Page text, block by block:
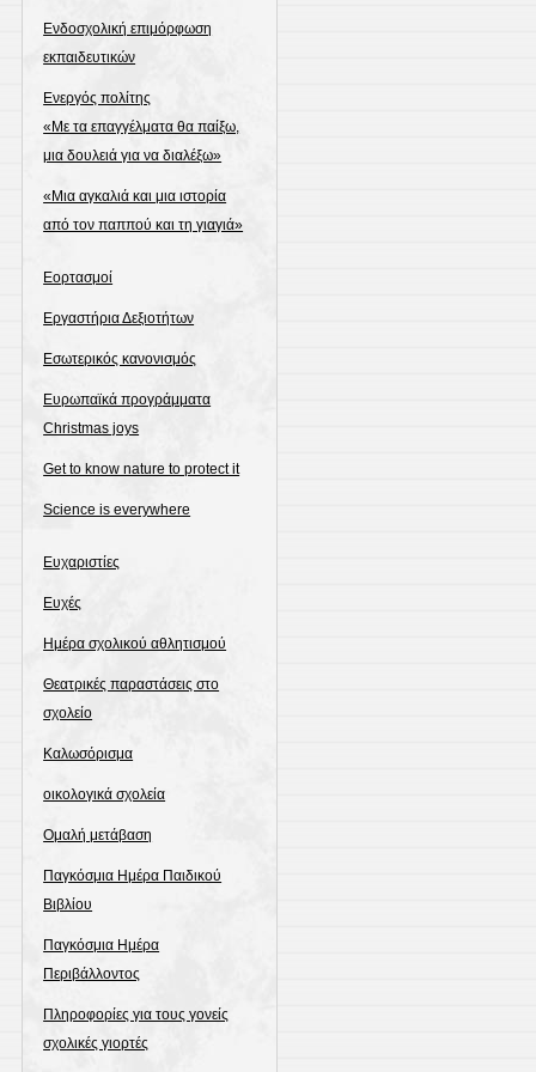
Ενδοσχολική επιμόρφωση
εκπαιδευτικών
Ενεργός πολίτης
«Με τα επαγγέλματα θα παίξω,
μια δουλειά για να διαλέξω»
«Μια αγκαλιά και μια ιστορία
από τον παππού και τη γιαγιά»
Εορτασμοί
Εργαστήρια Δεξιοτήτων
Εσωτερικός κανονισμός
Ευρωπαϊκά προγράμματα
Christmas joys
Get to know nature to protect it
Science is everywhere
Ευχαριστίες
Ευχές
Ημέρα σχολικού αθλητισμού
Θεατρικές παραστάσεις στο
σχολείο
Καλωσόρισμα
οικολογικά σχολεία
Ομαλή μετάβαση
Παγκόσμια Ημέρα Παιδικού
Βιβλίου
Παγκόσμια Ημέρα
Περιβάλλοντος
Πληροφορίες για τους γονείς
σχολικές γιορτές